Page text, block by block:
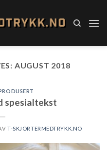
AUGUST 2018
spesialtekst
T-SKJORTERMEDTRYKK.NO